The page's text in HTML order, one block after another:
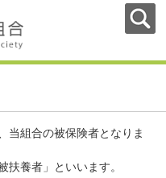
当組合の被保険者となりま
扶養者」といいます。